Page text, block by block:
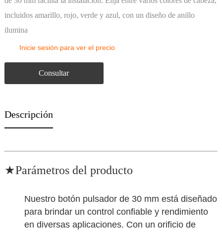
incluidos amarillo, rojo, verde y azul, con un diseño de anillo
ilumina
Inicie sesión para ver el precio
Consultar
Descripción
★Parámetros del producto
Nuestro botón pulsador de 30 mm está diseñado
para brindar un control confiable y rendimiento
en diversas aplicaciones. Con un orificio de